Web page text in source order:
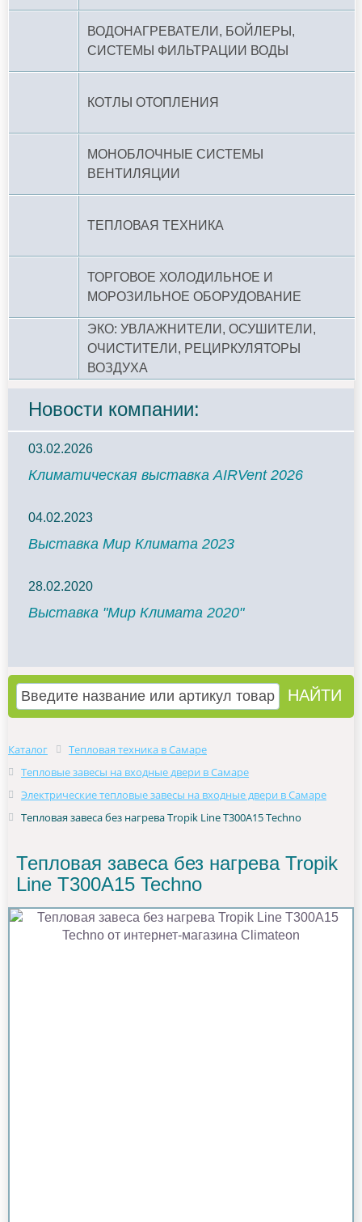
ВОДОНАГРЕВАТЕЛИ, БОЙЛЕРЫ,
СИСТЕМЫ ФИЛЬТРАЦИИ ВОДЫ
КОТЛЫ ОТОПЛЕНИЯ
МОНОБЛОЧНЫЕ СИСТЕМЫ
ВЕНТИЛЯЦИИ
ТЕПЛОВАЯ ТЕХНИКА
ТОРГОВОЕ ХОЛОДИЛЬНОЕ И
МОРОЗИЛЬНОЕ ОБОРУДОВАНИЕ
ЭКО: УВЛАЖНИТЕЛИ, ОСУШИТЕЛИ,
ОЧИСТИТЕЛИ, РЕЦИРКУЛЯТОРЫ
ВОЗДУХА
Новости компании:
03.02.2026
Климатическая выставка AIRVent 2026
04.02.2023
Выставка Мир Климата 2023
28.02.2020
Выставка "Мир Климата 2020"
Каталог
Тепловая техника в Самаре
Тепловые завесы на входные двери в Самаре
Электрические тепловые завесы на входные двери в Самаре
Тепловая завеса без нагрева Tropik Line Т300A15 Techno
Тепловая завеса без нагрева Tropik
Line Т300A15 Techno